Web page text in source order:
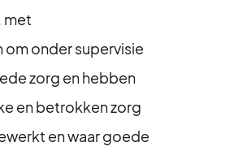
met
onder supervisie
zorg en hebben
en betrokken zorg
en waar goede